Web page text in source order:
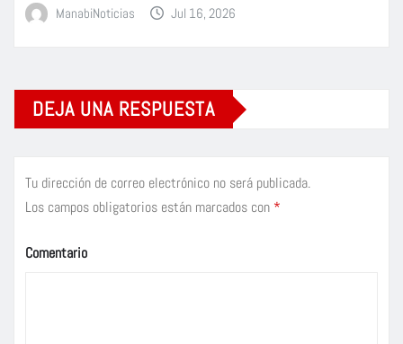
ManabiNoticias Jul 16, 2026
DEJA UNA RESPUESTA
Tu dirección de correo electrónico no será publicada.
Los campos obligatorios están marcados con *
Comentario